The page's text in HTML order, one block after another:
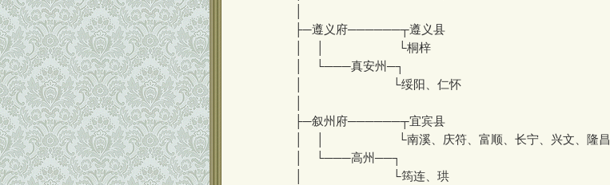
├─遵义府──────┬遵义县
│ │ └桐梓
│ └───真安州─┐
│ └绥阳、仁怀
├─叙州府──────┬宜宾县
│ │ └南溪、庆符、富顺、长宁、兴文、隆昌
│ └───高州──┐
│ └筠连、珙